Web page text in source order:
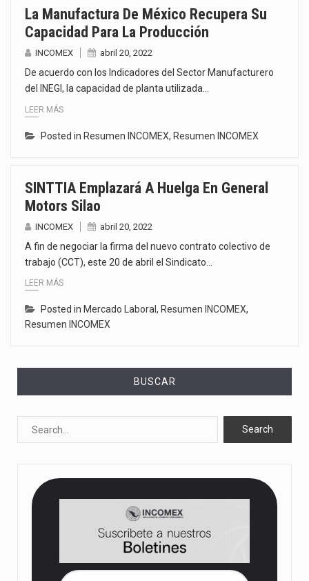
La Manufactura De México Recupera Su
Capacidad Para La Producción
INCOMEX abril 20, 2022
De acuerdo con los Indicadores del Sector Manufacturero
del INEGI, la capacidad de planta utilizada…
LEER MÁS
Posted in Resumen INCOMEX, Resumen INCOMEX
SINTTIA Emplazará A Huelga En General
Motors Silao
INCOMEX abril 20, 2022
A fin de negociar la firma del nuevo contrato colectivo de
trabajo (CCT), este 20 de abril el Sindicato…
LEER MÁS
Posted in Mercado Laboral , Resumen INCOMEX,
Resumen INCOMEX
BUSCAR